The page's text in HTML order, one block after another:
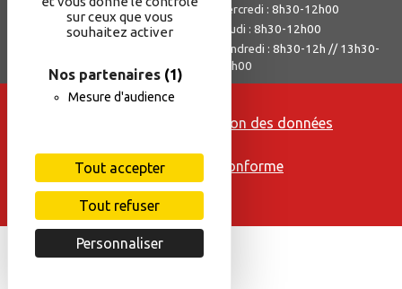
sur ceux que vous
souhaitez activer
Nos partenaires (1)
Mesure d'audience
Tout accepter
Tout refuser
Personnaliser
Mercredi : 8h30-12h00
Jeudi : 8h30-12h00
Vendredi : 8h30-12h // 13h30-
17h00
Mentions légales
Politique de protection des données
Accessibilité - non conforme
Contact
Plan du site